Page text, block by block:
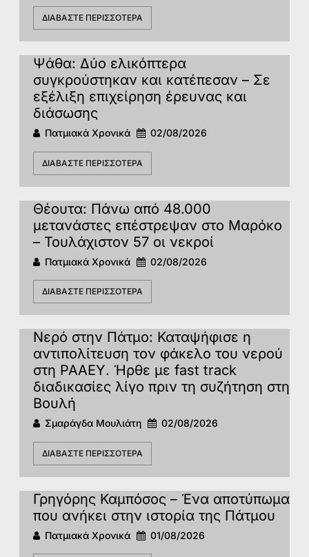
ΔΙΑΒΆΣΤΕ ΠΕΡΙΣΣΌΤΕΡΑ
Ψάθα: Δύο ελικόπτερα
συγκρούστηκαν και κατέπεσαν – Σε
εξέλιξη επιχείρηση έρευνας και
διάσωσης
Πατμιακά Χρονικά 02/08/2026
ΔΙΑΒΆΣΤΕ ΠΕΡΙΣΣΌΤΕΡΑ
Θέουτα: Πάνω από 48.000
μετανάστες επέστρεψαν στο Μαρόκο
– Τουλάχιστον 57 οι νεκροί
Πατμιακά Χρονικά 02/08/2026
ΔΙΑΒΆΣΤΕ ΠΕΡΙΣΣΌΤΕΡΑ
Νερό στην Πάτμο: Καταψήφισε η
αντιπολίτευση τον φάκελο του νερού
στη ΡΑΑΕΥ. Ήρθε με fast track
διαδικασίες λίγο πριν τη συζήτηση στη
Βουλή
Σμαράγδα Μουλιάτη 02/08/2026
ΔΙΑΒΆΣΤΕ ΠΕΡΙΣΣΌΤΕΡΑ
Γρηγόρης Καμπόσος – Ένα αποτύπωμα
που ανήκει στην ιστορία της Πάτμoυ
Πατμιακά Χρονικά 01/08/2026